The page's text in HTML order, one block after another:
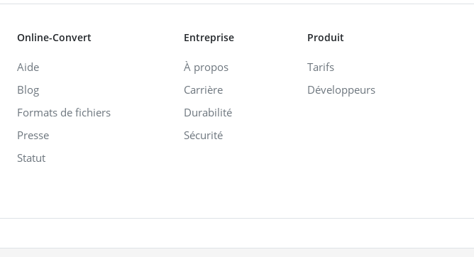
Online-Convert
Aide
Blog
Formats de fichiers
Presse
Statut
Entreprise
À propos
Carrière
Durabilité
Sécurité
Produit
Tarifs
Développeurs